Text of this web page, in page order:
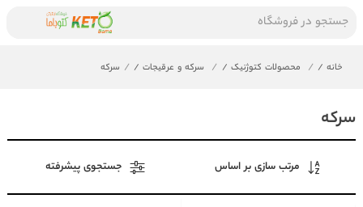
جستجو در فروشگاه
خانه / محصولات کتوژنیک / سرکه و عرقیجات / سرکه
سرکه
مرتب سازی بر اساس جستجوی پیشرفته